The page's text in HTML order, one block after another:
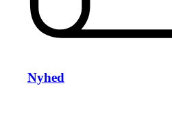
Nyhed